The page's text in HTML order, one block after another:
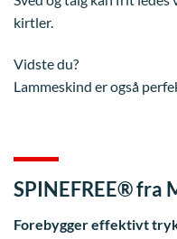
kirtler.
Vidste du?
Lammeskind er også
SPINEFREE® fra
Forebygger effektivt